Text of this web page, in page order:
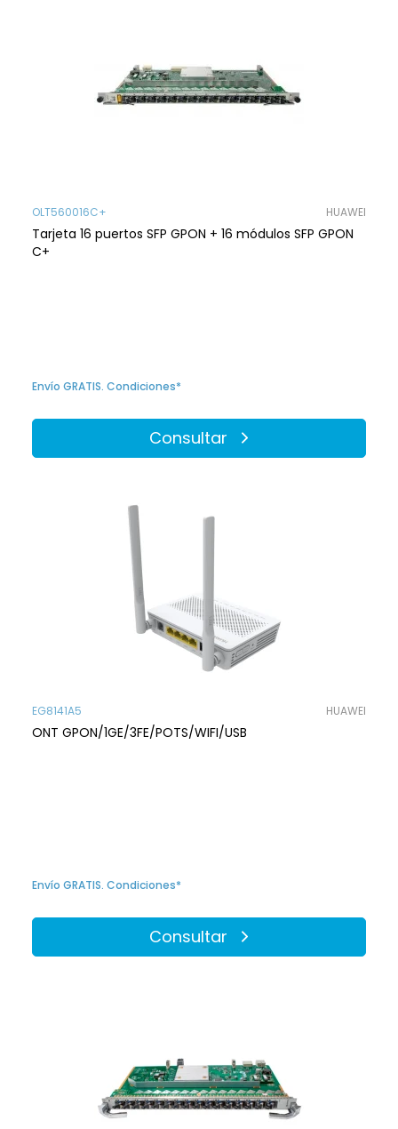
OLT560016C+ HUAWEI
Tarjeta 16 puertos SFP GPON + 16 módulos SFP GPON
C+
Envío GRATIS. Condiciones*
Consultar
EG8141A5 HUAWEI
ONT GPON/1GE/3FE/POTS/WIFI/USB
Envío GRATIS. Condiciones*
Consultar